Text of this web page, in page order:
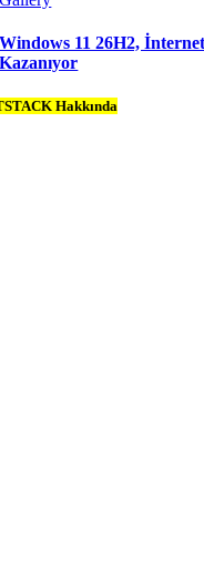
Windows 11 26H2,
Kazanıyor
Hakkında